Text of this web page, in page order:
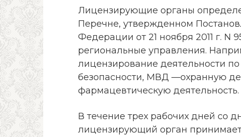
Лицензирующие органы
Перечне, утвержденном
Федерации от 21 ноября 2011 г. N
региональные управления.
лицензирование деятельности
безопасности, МВД —охранную
фармацевтическую деятельность.
В течение трех рабочих дней со
лицензирующий орган